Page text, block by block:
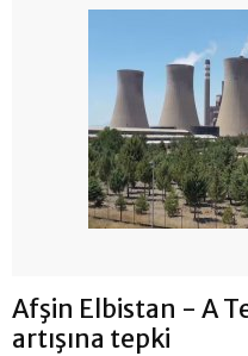
Afşin Elbistan - A
artışına tepki